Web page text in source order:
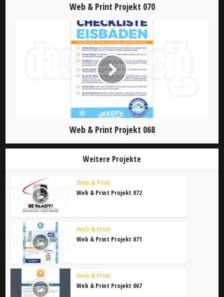
Web & Print Projekt 070
Web & Print Projekt 068
Weitere Projekte
Web & Print
Web & Print Projekt 072
Web & Print
Web & Print Projekt 071
Web & Print
Web & Print Projekt 067